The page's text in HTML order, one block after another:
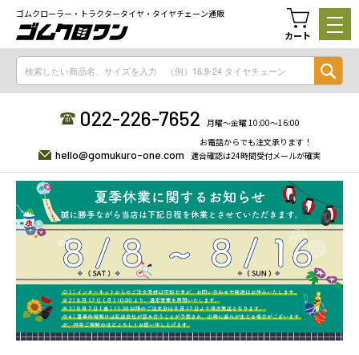
ゴムクローラー・トラクタータイヤ・タイヤチェーン通販
カート
022-226-7652 月曜〜金曜 10:00〜16:00
hello@gomukuro-one.com
お電話からでも注文承ります！
適合確認は24時間受付メールが確実